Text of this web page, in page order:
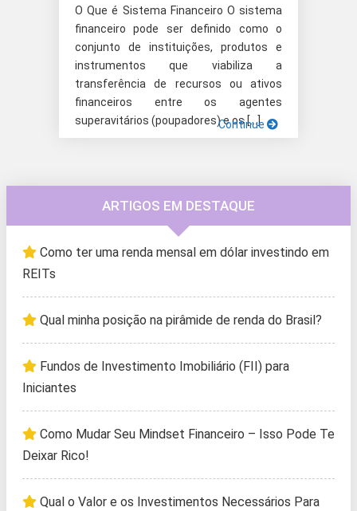
O Que é Sistema Financeiro O sistema
financeiro pode ser definido como o
conjunto de instituições, produtos e
instrumentos que viabiliza a
transferência de recursos ou ativos
financeiros entre os agentes
superavitários (poupadores) e os […]
Continue
ARTIGOS EM DESTAQUE
Como ter uma renda mensal em dólar investindo em
REITs
Qual minha posição na pirâmide de renda do Brasil?
Fundos de Investimento Imobiliário (FII) para
Iniciantes
Como Mudar Seu Mindset Financeiro – Isso Pode Te
Deixar Rico!
Qual o Valor e os Investimentos Necessários Para